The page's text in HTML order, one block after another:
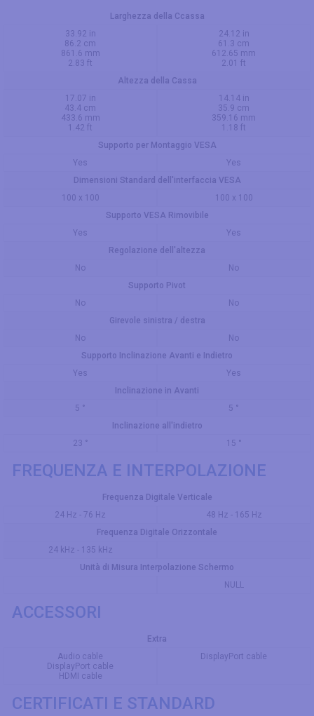
Larghezza della Ccassa
33.92 in
86.2 cm
861.6 mm
2.83 ft
24.12 in
61.3 cm
612.65 mm
2.01 ft
Altezza della Cassa
17.07 in
43.4 cm
433.6 mm
1.42 ft
14.14 in
35.9 cm
359.16 mm
1.18 ft
Supporto per Montaggio VESA
Yes
Yes
Dimensioni Standard dell'interfaccia VESA
100 x 100
100 x 100
Supporto VESA Rimovibile
Yes
Yes
Regolazione dell'altezza
No
No
Supporto Pivot
No
No
Girevole sinistra / destra
No
No
Supporto Inclinazione Avanti e Indietro
Yes
Yes
Inclinazione in Avanti
5 °
5 °
Inclinazione all'indietro
23 °
15 °
FREQUENZA E INTERPOLAZIONE
Frequenza Digitale Verticale
24 Hz - 76 Hz
48 Hz - 165 Hz
Frequenza Digitale Orizzontale
24 kHz - 135 kHz
Unità di Misura Interpolazione Schermo
NULL
ACCESSORI
Extra
Audio cable
DisplayPort cable
HDMI cable
DisplayPort cable
CERTIFICATI E STANDARD